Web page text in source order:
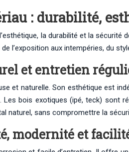
: durabilité,
la durabilité et la
l’exposition aux intempéries, du
et entretien
et naturelle. Son esthétique est
Les bois exotiques (ipé, teck) sont
naturel, sans compromettre la
modernité et